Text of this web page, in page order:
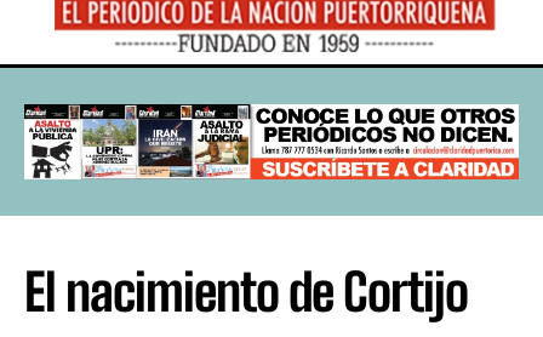
El nacimiento de Cortijo